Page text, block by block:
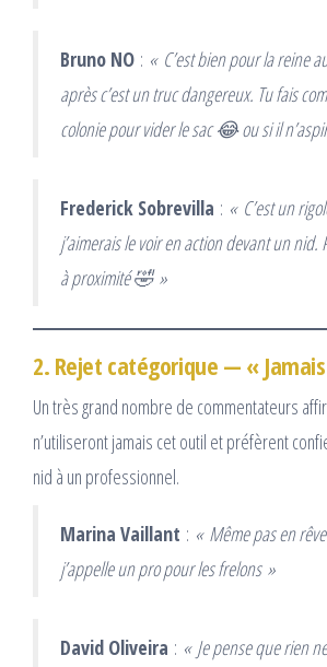
Bruno NO : « C’est bien pour la reine
après c’est un truc dangereux. Tu fais
colonie pour vider le sac 😂 ou si il
Frederick Sobrevilla : « C’est un
j’aimerais le voir en action devant un nid.
à proximité 🤣 »
2. Rejet catégorique — «
Un très grand nombre de commentateurs
n’utiliseront jamais cet outil et préfèrent
nid à un professionnel.
Marina Vaillant : « Même pas en
j’appelle un pro pour les frelons »
David Oliveira : « Je pense que rien